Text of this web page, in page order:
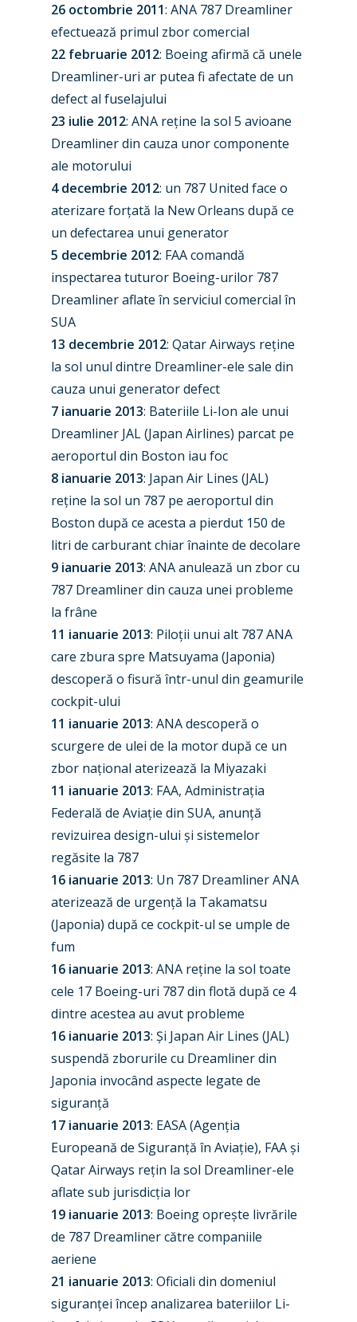
26 octombrie 2011: ANA 787 Dreamliner
efectuează primul zbor comercial
22 februarie 2012: Boeing afirmă că unele
Dreamliner-uri ar putea fi afectate de un
defect al fuselajului
23 iulie 2012: ANA reține la sol 5 avioane
Dreamliner din cauza unor componente
ale motorului
4 decembrie 2012: un 787 United face o
aterizare forțată la New Orleans după ce
un defectarea unui generator
5 decembrie 2012: FAA comandă
inspectarea tuturor Boeing-urilor 787
Dreamliner aflate în serviciul comercial în
SUA
13 decembrie 2012: Qatar Airways reține
la sol unul dintre Dreamliner-ele sale din
cauza unui generator defect
7 ianuarie 2013: Bateriile Li-Ion ale unui
Dreamliner JAL (Japan Airlines) parcat pe
aeroportul din Boston iau foc
8 ianuarie 2013: Japan Air Lines (JAL)
reține la sol un 787 pe aeroportul din
Boston după ce acesta a pierdut 150 de
litri de carburant chiar înainte de decolare
9 ianuarie 2013: ANA anulează un zbor cu
787 Dreamliner din cauza unei probleme
la frâne
11 ianuarie 2013: Piloții unui alt 787 ANA
care zbura spre Matsuyama (Japonia)
descoperă o fisură într-unul din geamurile
cockpit-ului
11 ianuarie 2013: ANA descoperă o
scurgere de ulei de la motor după ce un
zbor național aterizează la Miyazaki
11 ianuarie 2013: FAA, Administrația
Federală de Aviație din SUA, anunță
revizuirea design-ului și sistemelor
regăsite la 787
16 ianuarie 2013: Un 787 Dreamliner ANA
aterizează de urgență la Takamatsu
(Japonia) după ce cockpit-ul se umple de
fum
16 ianuarie 2013: ANA reține la sol toate
cele 17 Boeing-uri 787 din flotă după ce 4
dintre acestea au avut probleme
16 ianuarie 2013: Și Japan Air Lines (JAL)
suspendă zborurile cu Dreamliner din
Japonia invocând aspecte legate de
siguranță
17 ianuarie 2013: EASA (Agenția
Europeană de Siguranță în Aviație), FAA și
Qatar Airways rețin la sol Dreamliner-ele
aflate sub jurisdicția lor
19 ianuarie 2013: Boeing oprește livrările
de 787 Dreamliner către companiile
aeriene
21 ianuarie 2013: Oficiali din domeniul
siguranței încep analizarea bateriilor Li-
New Routes
Industry
Airshows
Dubai 2025
Business Jets